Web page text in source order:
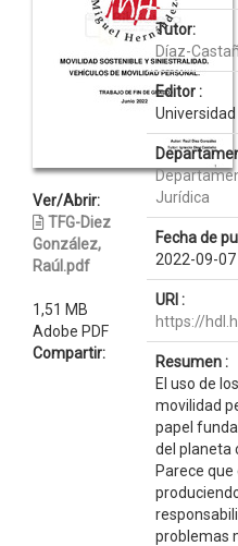
Ver/Abrir:
TFG-Diez
González,
Raúl.pdf
1,51 MB
Adobe PDF
Compartir:
Tutor:
Díaz-
Editor :
Jurídica
Fecha de
2022-09-07
URI :
https://
Resumen :
El uso de
movilidad
papel
del planeta
Parece
problemas